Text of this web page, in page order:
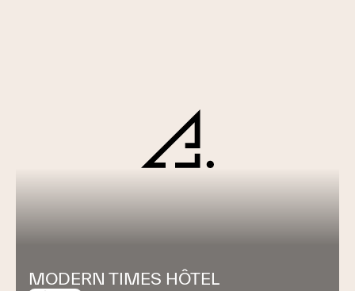
MODERN TIMES HÔTEL